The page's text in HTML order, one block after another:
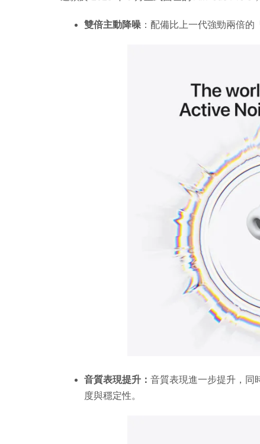
雙倍主動降噪 ：配備比上一代強勁兩倍的
音質表現提升： 音質表現進一步提升，同
度與穩定性。